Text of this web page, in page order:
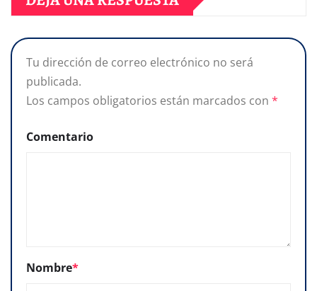
Tu dirección de correo electrónico no será
publicada.
Los campos obligatorios están marcados con *
Comentario
Nombre*